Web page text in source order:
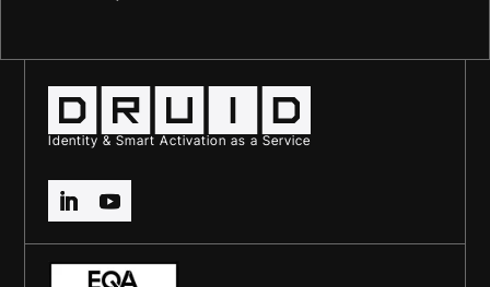
Identity & Smart Activation as a Service